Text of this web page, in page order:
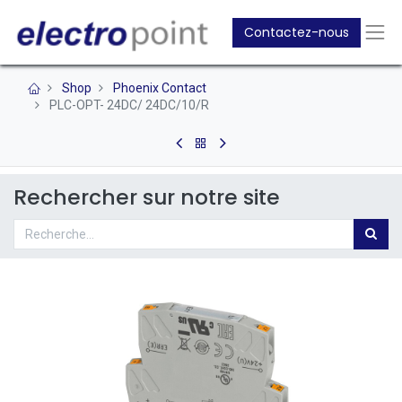
Contactez-nous
Shop
Phoenix Contact
PLC-OPT- 24DC/ 24DC/10/R
Rechercher sur notre site